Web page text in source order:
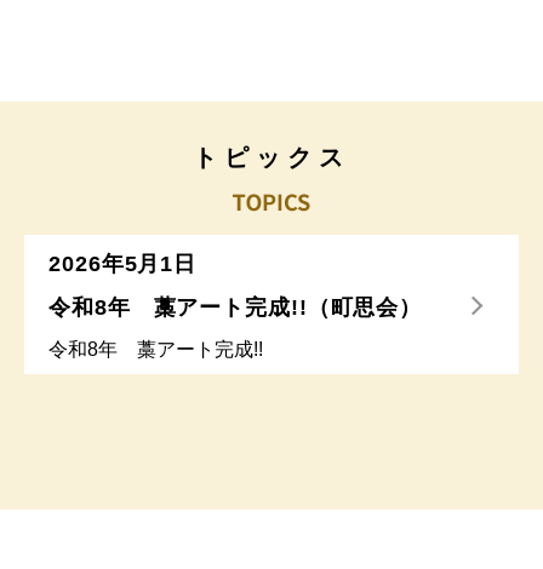
トピックス
2026年5月1日
令和8年 藁アート完成!!（町思会）
令和8年 藁アート完成!!